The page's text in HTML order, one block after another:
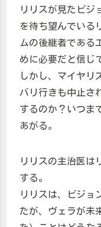
リリスが見たビジ
を待ち望んでいる
ムの後継者である
めに必要だと信じ
しかし、マイヤリ
バリ行きも中止さ
するのか？いつま
あがる。
リリスの主治医は
する。
リリスは、ビジョ
たが、ヴェラが未